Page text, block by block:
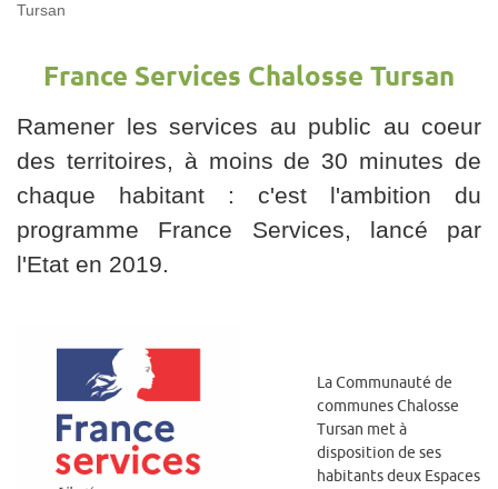
Tursan
France Services Chalosse Tursan
Ramener les services au public au coeur
des territoires, à moins de 30 minutes de
chaque habitant : c'est l'ambition du
programme France Services, lancé par
l'Etat en 2019.
La Communauté de
communes Chalosse
Tursan met à
disposition de ses
habitants deux Espaces